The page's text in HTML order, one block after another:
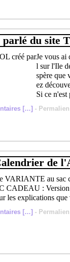
parlé du site
Je vous
l sur l'Ile
spère que
ez
Si ce n'est
[…] -
de
VARIANTE au sac
CADEAU :
les explications
[…] -